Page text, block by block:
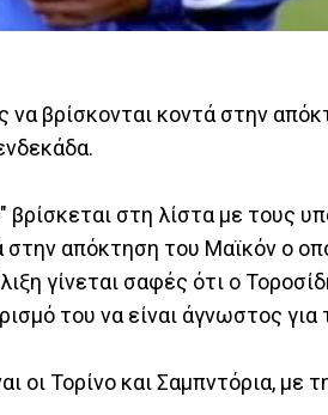
να βρίσκονται κοντά στην
βρίσκεται στη λίστα με τους
απόκτηση του Μαϊκόν ο
γίνεται σαφές ότι ο
του να είναι άγνωστος για
οι Τορίνο και Σαμπντόρια, με